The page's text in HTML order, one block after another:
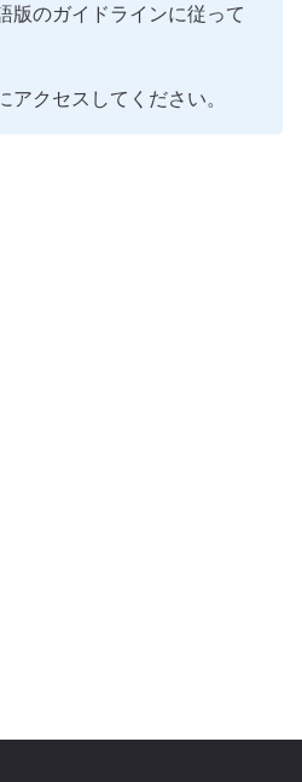
版のガイドラインに従って
アクセスしてください。